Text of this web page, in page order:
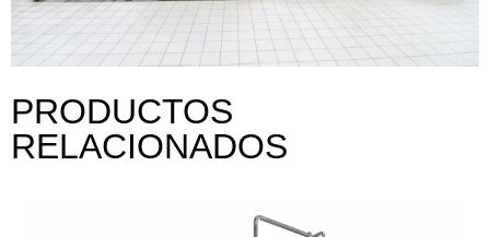
PRODUCTOS
RELACIONADOS